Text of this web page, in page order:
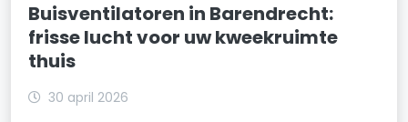
Buisventilatoren in Barendrecht:
frisse lucht voor uw kweekruimte
thuis
30 april 2026